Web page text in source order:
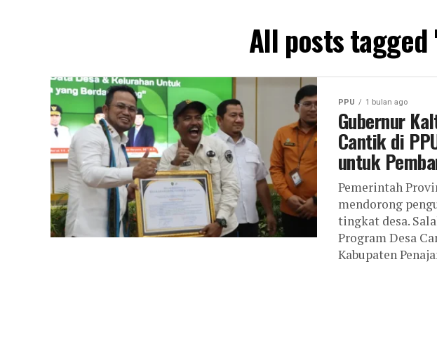
All posts tagged
PPU 1 bulan ago
Gubernur
Cantik di
untuk
Pemerintah
mendorong
tingkat desa.
Program Desa
Kabupaten